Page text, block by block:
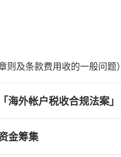
则及条款费用收的一般问题）
海外帐户税收合规法案」
金筹集